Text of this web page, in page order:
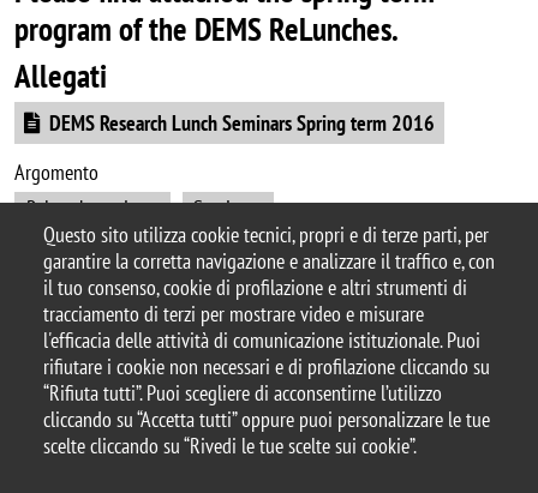
Questo sito utilizza cookie tecnici, propri e di terze parti, per
garantire la corretta navigazione e analizzare il traffico e, con
il tuo consenso, cookie di profilazione e altri strumenti di
tracciamento di terzi per mostrare video e misurare
l'efficacia delle attività di comunicazione istituzionale. Puoi
rifiutare i cookie non necessari e di profilazione cliccando su
“Rifiuta tutti”. Puoi scegliere di acconsentirne l’utilizzo
cliccando su “Accetta tutti” oppure puoi personalizzare le tue
scelte cliccando su “Rivedi le tue scelte sui cookie”.
program of the DEMS ReLunches.
Allegati
Document
DEMS Research Lunch Seminars Spring term 2016
Argomento
ReLunch seminars
Seminars
© 2025 Università degli Studi di Milano-Bicocca
Piazza dell'Ateneo Nuovo, 1 - 20126, Milano
Casella PEC:ateneo.bicocca@pec.unimib.it
P.I. 12621570154 |
redazioneweb.dems@unimib.it